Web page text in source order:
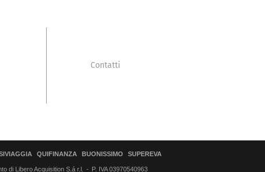
Contatti
QUIFINANZA BUONISSIMO SUPEREVA
di Libero Acquisition S.á r.l. P. IVA 03970540963